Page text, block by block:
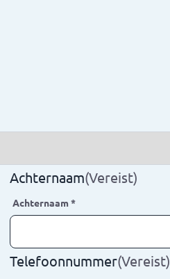
Achternaam(Vereist)
Achternaam*
Telefoonnummer(Vereist)